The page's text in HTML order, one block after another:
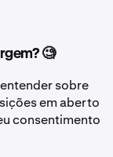
🧐
sobre
em aberto
consentimento